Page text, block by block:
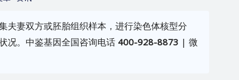
夫妻双方或胚胎组织样本，进行染色体核型分
况。中鉴基因全国咨询电话 400-928-8873 | 微